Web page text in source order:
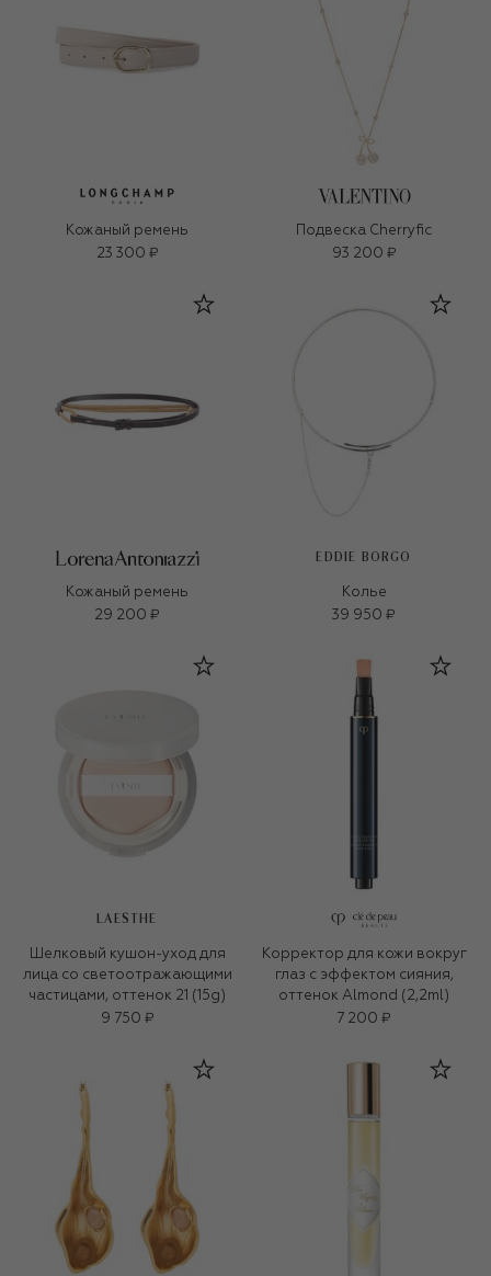
Кожаный ремень
23 300 ₽
Подвеска Cherryfic
93 200 ₽
Кожаный ремень
29 200 ₽
EDDIE BORGO
Колье
39 950 ₽
LAESTHE
Шелковый кушон-уход для
лица со светоотражающими
частицами, оттенок 21 (15g)
9 750 ₽
Корректор для кожи вокруг
глаз с эффектом сияния,
оттенок Almond (2,2ml)
7 200 ₽